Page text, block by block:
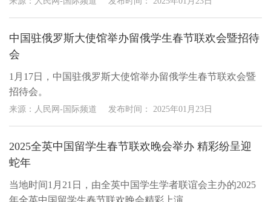
中国驻俄罗斯大使馆举办留俄学生春节联欢会暨招待
会
1月17日，中国驻俄罗斯大使馆举办留俄学生春节联欢会暨
招待会。
来源：人民网-国际频道 发布时间： 2025年01月23日
2025全英中国留学生春节联欢晚会举办 精彩纷呈迎
蛇年
当地时间1月21日，由全英中国学生学者联谊会主办的2025
年全英中国留学生春节联欢晚会精彩上演。